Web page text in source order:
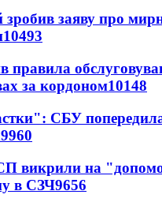
зробив заяву про
10493
правила
за кордоном10148
СБУ
9960
викрили на
в СЗЧ9656